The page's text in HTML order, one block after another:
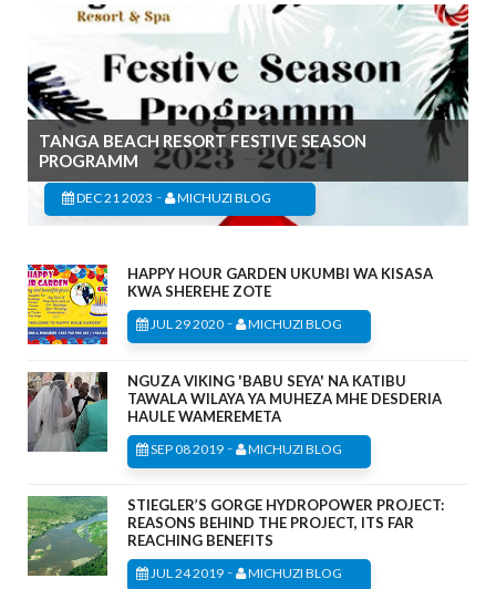
TANGA BEACH RESORT FESTIVE SEASON
PROGRAMM
DEC 21 2023 - MICHUZI BLOG
HAPPY HOUR GARDEN UKUMBI WA KISASA
KWA SHEREHE ZOTE
JUL 29 2020 - MICHUZI BLOG
NGUZA VIKING 'BABU SEYA' NA KATIBU
TAWALA WILAYA YA MUHEZA MHE DESDERIA
HAULE WAMEREMETA
SEP 08 2019 - MICHUZI BLOG
STIEGLER’S GORGE HYDROPOWER PROJECT:
REASONS BEHIND THE PROJECT, ITS FAR
REACHING BENEFITS
JUL 24 2019 - MICHUZI BLOG